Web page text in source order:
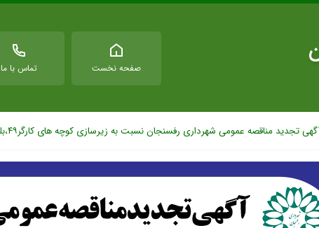
صفحه نخست تماس با ما
تجدید مناقصه عمومی شهرداری رفسنجان نسبت به زیرسازی کوچه های کارگر۴۹،بلوارجدیدالاحداث منتهی به میدان مس و مزار رحمت آباد